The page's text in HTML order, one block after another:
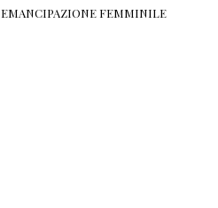
FEMMINILE